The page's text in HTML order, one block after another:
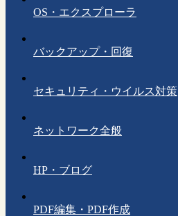
OS・エクスプローラ
バックアップ・回復
セキュリティ・ウイルス対策
ネットワーク全般
HP・ブログ
PDF編集・PDF作成